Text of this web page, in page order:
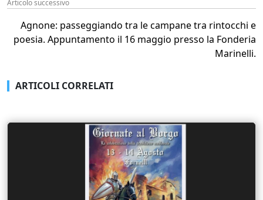
Articolo successivo
Agnone: passeggiando tra le campane tra rintocchi e
poesia. Appuntamento il 16 maggio presso la Fonderia
Marinelli.
ARTICOLI CORRELATI